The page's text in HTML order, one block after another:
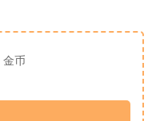
金币